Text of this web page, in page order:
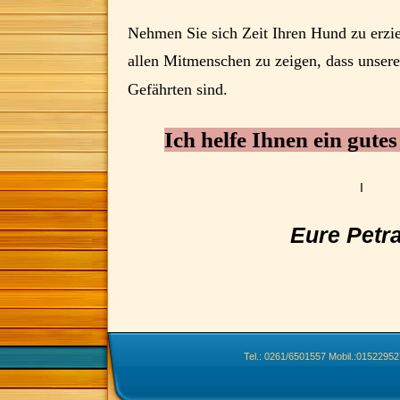
Nehmen Sie sich Zeit Ihren Hund zu
allen Mitmenschen zu zeigen, dass
Gefährten sind.
Ich helfe Ihnen ein
I
Eure
Tel.: 0261/6501557